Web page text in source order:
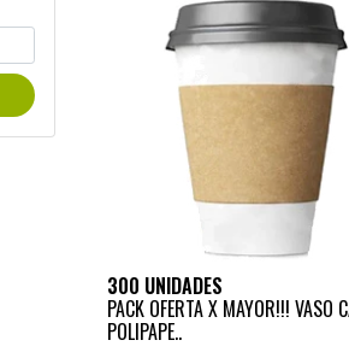
300 UNIDADES
PACK OFERTA X MAYOR!!! VASO
POLIPAPE..